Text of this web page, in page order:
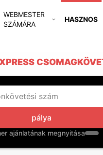
WEBMESTER
SZÁMÁRA
HASZNOS
pálya
ajánlatának megnyitása